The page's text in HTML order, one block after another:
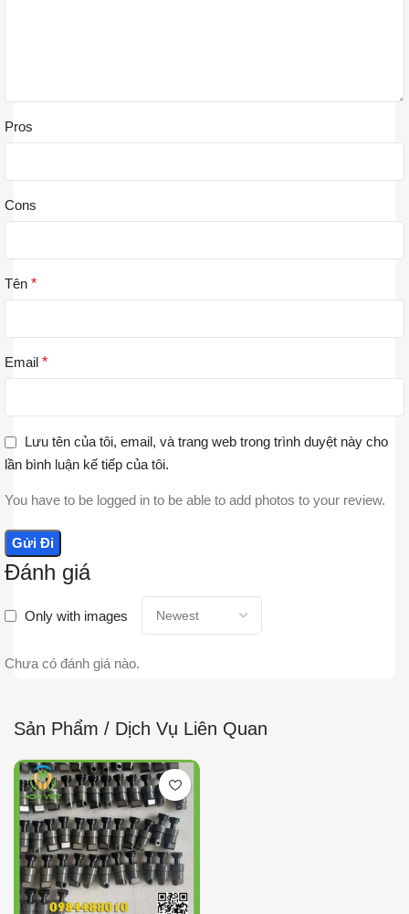
Đánh giá
Only with images
Chưa có đánh giá nào.
Pros
Cons
Tên *
Email *
Lưu tên của tôi, email, và trang web trong trình duyệt này cho
lần bình luận kế tiếp của tôi.
You have to be logged in to be able to add photos to your review.
Sản Phẩm / Dịch Vụ Liên Quan